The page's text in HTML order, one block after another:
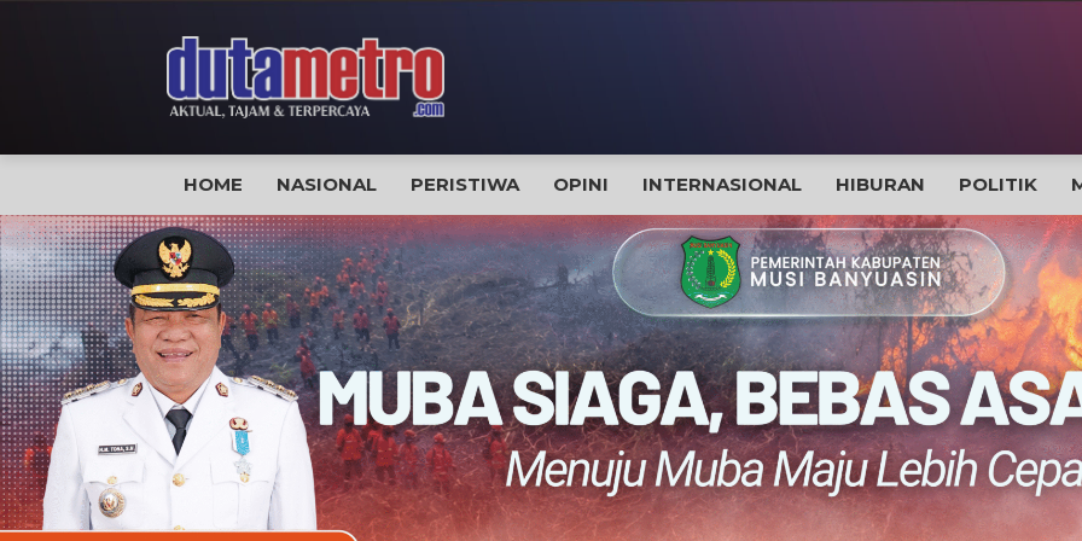
HOME NASIONAL PERISTIWA OPINI INTERNASIONAL HIBURAN POLITIK